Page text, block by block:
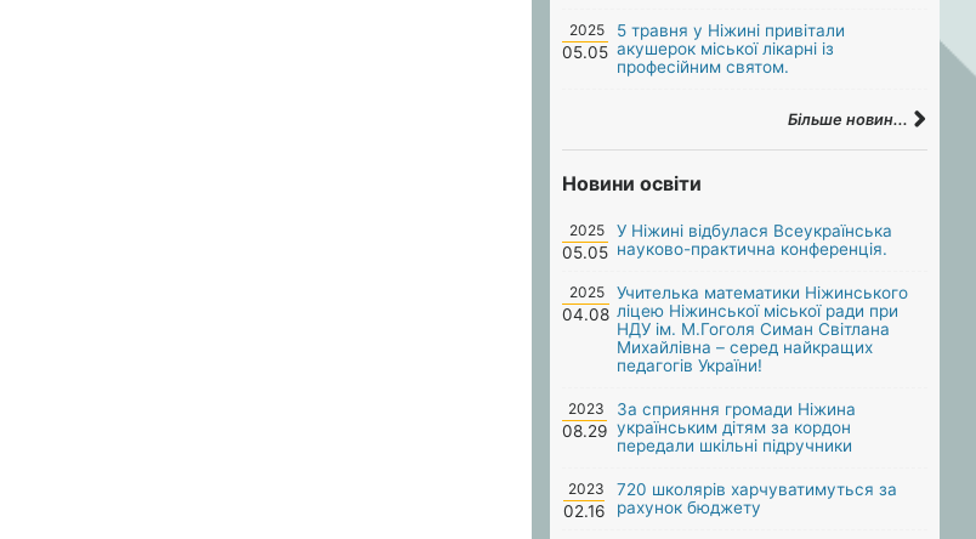
2025
05.05
5 травня у Ніжині привітали
акушерок міської лікарні із
професійним святом.
Більше новин...
Новини освіти
2025
05.05
У Ніжині відбулася Всеукраїнська
науково-практична конференція.
2025
04.08
Учителька математики Ніжинського
ліцею Ніжинської міської ради при
НДУ ім. М.Гоголя Симан Світлана
Михайлівна – серед найкращих
педагогів України!
2023
08.29
За сприяння громади Ніжина
українським дітям за кордон
передали шкільні підручники
2023
02.16
720 школярів харчуватимуться за
рахунок бюджету